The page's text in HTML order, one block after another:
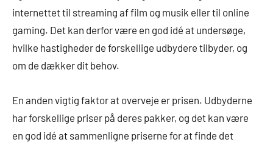
internettet til streaming af film og musik eller til online
gaming. Det kan derfor være en god idé at undersøge,
hvilke hastigheder de forskellige udbydere tilbyder, og
om de dækker dit behov.
En anden vigtig faktor at overveje er prisen. Udbyderne
har forskellige priser på deres pakker, og det kan være
en god idé at sammenligne priserne for at finde det